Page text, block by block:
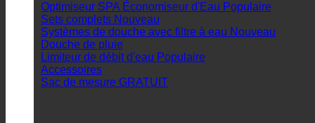
Optimiseur SPA Économiseur d'Eau
Sets complets
Systèmes de douche avec filtre à eau
Douche de pluie
Limiteur de débit d'eau
Accessoires
Sac de mesure GRATUIT